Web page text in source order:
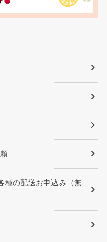
種の配送お申込み（無